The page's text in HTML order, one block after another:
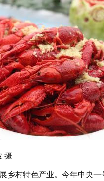
摄
村特色产业。今年中央一